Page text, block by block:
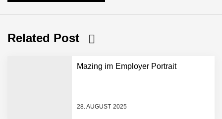
Related Post
Mazing im Employer Portrait
28. AUGUST 2025